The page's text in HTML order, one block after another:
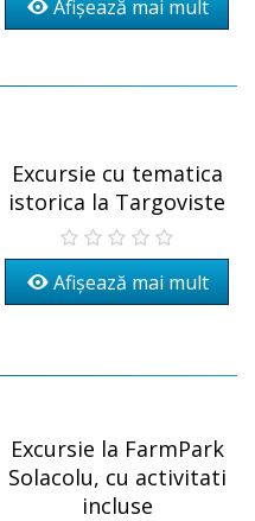
Afișează mai mult
Excursie cu tematica
istorica la Targoviste
Afișează mai mult
Excursie la FarmPark
Solacolu, cu activitati
incluse